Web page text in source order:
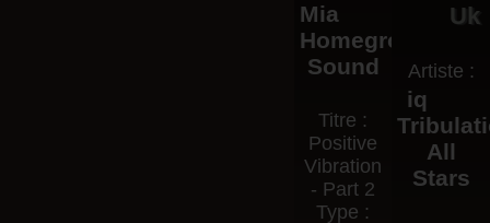
Mia
Homegrown
Sound
Titre :
Positive
Vibration
- Part 2
Type :
Uk
Artiste :
iq
All
Stars